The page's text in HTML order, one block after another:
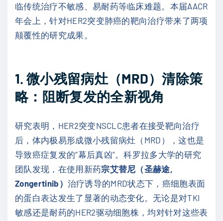
临传统治疗不敏感、易耐药等临床难题。本届AACR
年会上，针对HER2突变肺癌的靶向治疗带来了两项
颠覆性的研究成果。
1. 微小残留病灶（MRD）清除策
略：阻断复发的全新视角
研究表明，HER2突变NSCLC患者在接受靶向治疗
后，体内极易形成微小残留病灶（MRD），这也是
导致癌症复发的“幕后真凶”。科罗拉多大学的研究
团队发现，在使用新药宗艾替尼（圣赫途,
Zongertinib） 治疗诱导的MRD状态下，癌细胞表面
的蛋白表达发生了显著的动态变化。无论是对TKI
敏感还是耐药的HER2驱动细胞株，均对针对这些表